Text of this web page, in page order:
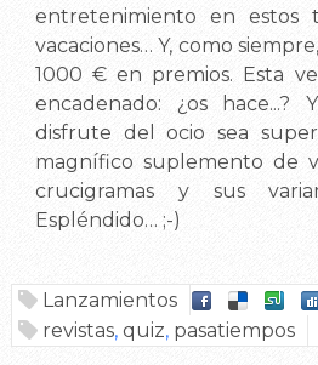
entretenimiento en estos
vacaciones… Y, como
1000 € en premios. Esta
encadenado: ¿os
disfrute del ocio sea
magnífico suplemento de
crucigramas y sus
Espléndido… ;-)
Lanzamientos
revistas, quiz, pasatiempos